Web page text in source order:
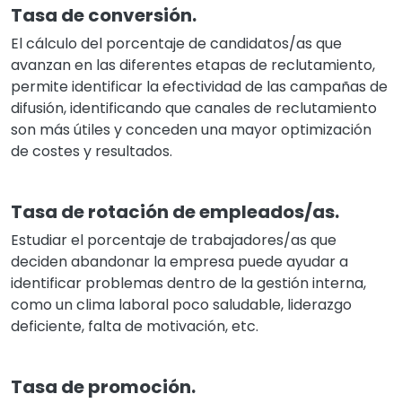
Tasa de conversión.
El cálculo del porcentaje de candidatos/as que
avanzan en las diferentes etapas de reclutamiento,
permite identificar la efectividad de las campañas de
difusión, identificando que canales de reclutamiento
son más útiles y conceden una mayor optimización
de costes y resultados.
Tasa de rotación de empleados/as.
Estudiar el porcentaje de trabajadores/as que
deciden abandonar la empresa puede ayudar a
identificar problemas dentro de la gestión interna,
como un clima laboral poco saludable, liderazgo
deficiente, falta de motivación, etc.
Tasa de promoción.